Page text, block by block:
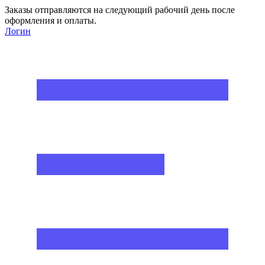
Заказы отправляются на следующий рабочий день после
оформления и оплаты.
Логин